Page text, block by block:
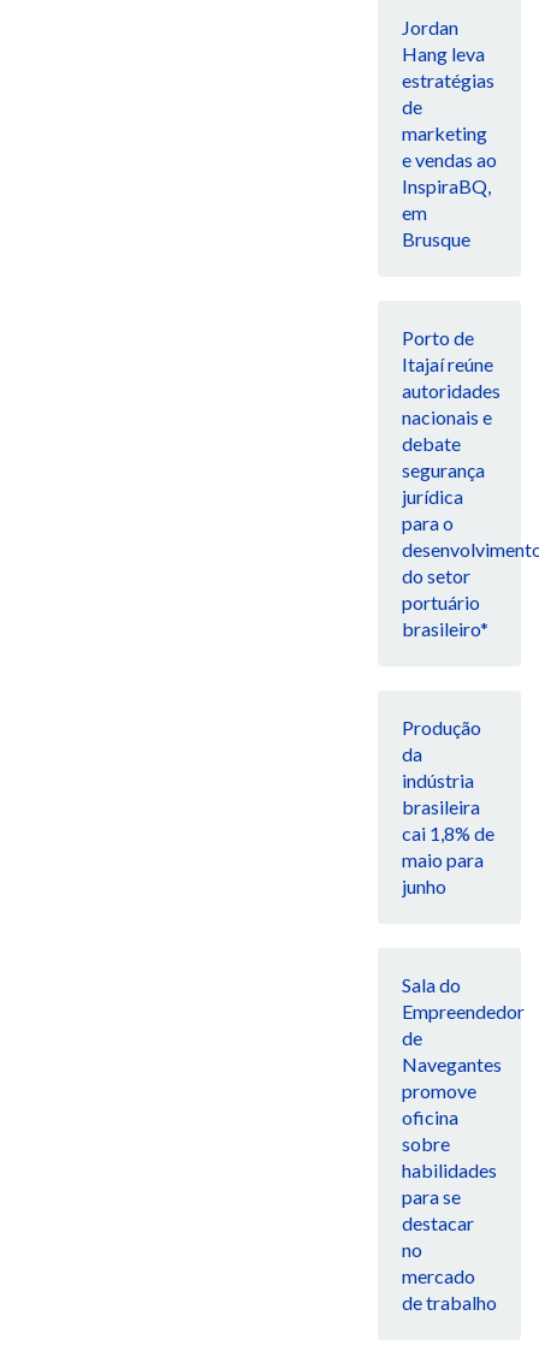
Jordan
Hang leva
estratégias
de
marketing
e vendas ao
InspiraBQ,
em
Brusque
Porto de
Itajaí reúne
autoridades
nacionais e
debate
segurança
jurídica
para o
do setor
portuário
brasileiro*
Produção
da
indústria
brasileira
cai 1,8% de
maio para
junho
Sala do
Empreendedor
de
Navegantes
promove
oficina
sobre
habilidades
para se
destacar
no
mercado
de trabalho